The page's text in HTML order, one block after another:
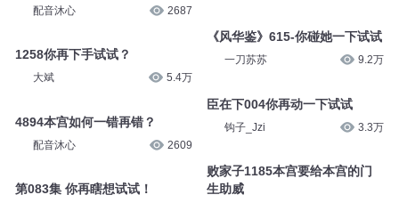
配音沐心 2687
1258你再下手试试？
大斌 5.4万
4894本宫如何一错再错？
配音沐心 2609
第083集 你再瞎想试试！
《风华鉴》615-你碰她一下试试
一刀苏苏 9.2万
臣在下004你再动一下试试
钩子_Jzi 3.3万
败家子1185本宫要给本宫的门
生助威